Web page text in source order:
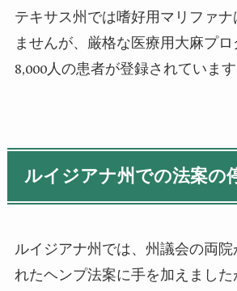
テキサス州では嗜好用マリファ
ませんが、厳格な医療用大麻プ
8,000人の患者が登録されています
ルイジアナ州での法案の
ルイジアナ州では、州議会の両院
れたヘンプ法案に手を加えまし